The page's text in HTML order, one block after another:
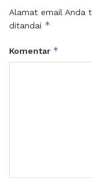
Alamat email Anda
ditandai *
Komentar *